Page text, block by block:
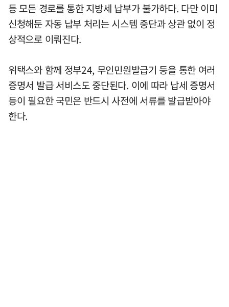
등 모든 경로를 통한 지방세 납부가 불가하다. 다만 이미
신청해둔 자동 납부 처리는 시스템 중단과 상관 없이 정
상적으로 이뤄진다.
위택스와 함께 정부24, 무인민원발급기 등을 통한 여러
증명서 발급 서비스도 중단된다. 이에 따라 납세 증명서
등이 필요한 국민은 반드시 사전에 서류를 발급받아야
한다.